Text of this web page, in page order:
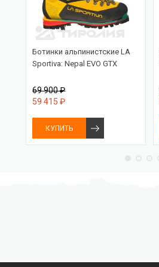
Ботинки альпинистские LA
Sportiva: Nepal EVO GTX
69 900 ₽
59 415 ₽
КУПИТЬ